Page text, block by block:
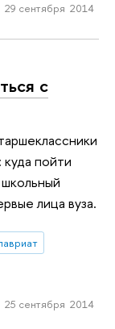
29 сентября 2014
с
пойти
лица вуза.
25 сентября 2014